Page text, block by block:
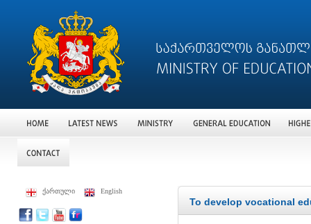
ქართული English
To develop vocational